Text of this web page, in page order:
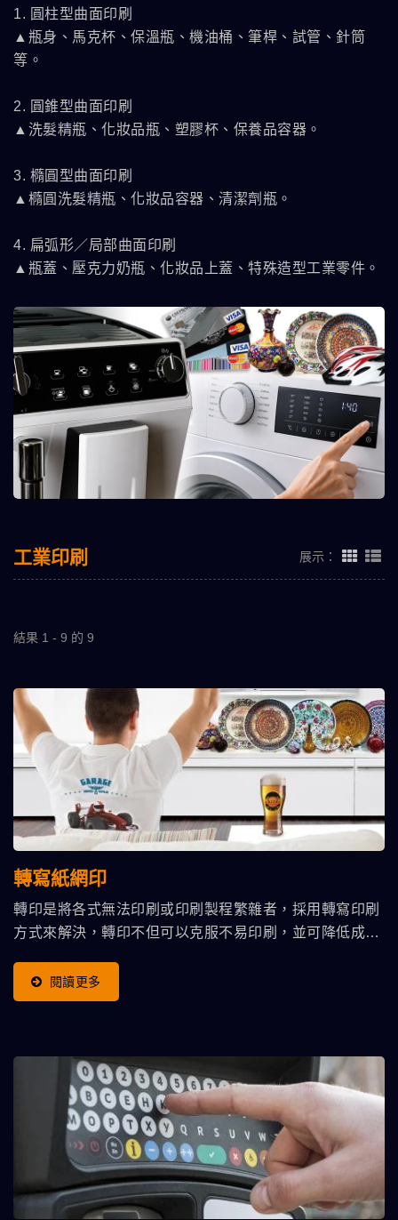
1. 圓柱型曲面印刷
▲瓶身、馬克杯、保溫瓶、機油桶、筆桿、試管、針筒
等。
2. 圓錐型曲面印刷
▲洗髮精瓶、化妝品瓶、塑膠杯、保養品容器。
3. 橢圓型曲面印刷
▲橢圓洗髮精瓶、化妝品容器、清潔劑瓶。
4. 扁弧形／局部曲面印刷
▲瓶蓋、壓克力奶瓶、化妝品上蓋、特殊造型工業零件。
工業印刷 展示：
結果 1 - 9 的 9
轉寫紙網印
轉印是將各式無法印刷或印刷製程繁雜者，採用轉寫印刷
方式來解決，轉印不但可以克服不易印刷，並可降低成本
閱讀更多